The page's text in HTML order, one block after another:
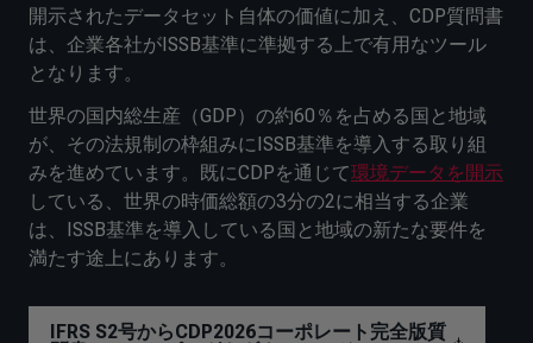
開示されたデータセット自体の価値に加え、CDP質問書
は、企業各社がISSB基準に準拠する上で有用なツール
となります。
世界の国内総生産（GDP）の約60％を占める国と地域
が、その法規制の枠組みにISSB基準を導入する取り組
みを進めています。既にCDPを通じて環境データを開示
している、世界の時価総額の3分の2に相当する企業
は、ISSB基準を導入している国と地域の新たな要件を
満たす途上にあります。
IFRS S2号からCDP2026コーポレート完全版質